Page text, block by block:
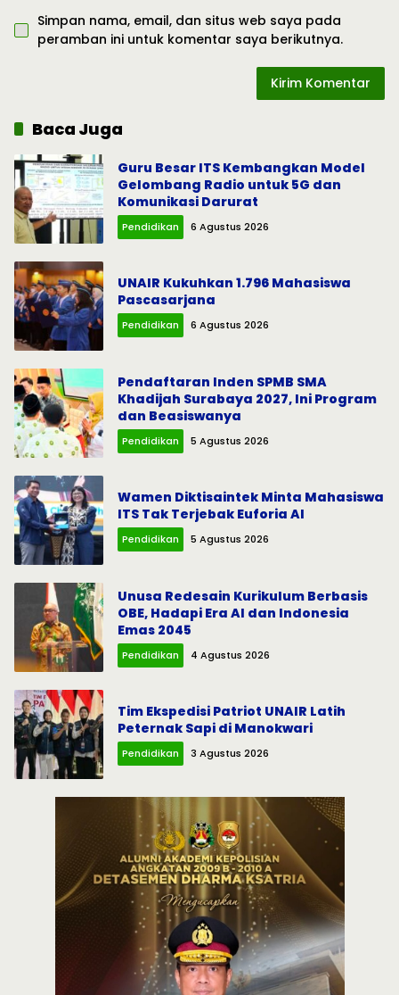
Simpan nama, email, dan situs web saya pada
peramban ini untuk komentar saya berikutnya.
Baca Juga
Guru Besar ITS Kembangkan Model
Gelombang Radio untuk 5G dan
Komunikasi Darurat
Pendidikan 6 Agustus 2026
UNAIR Kukuhkan 1.796 Mahasiswa
Pascasarjana
Pendidikan 6 Agustus 2026
Pendaftaran Inden SPMB SMA
Khadijah Surabaya 2027, Ini Program
dan Beasiswanya
Pendidikan 5 Agustus 2026
Wamen Diktisaintek Minta Mahasiswa
ITS Tak Terjebak Euforia AI
Pendidikan 5 Agustus 2026
Unusa Redesain Kurikulum Berbasis
OBE, Hadapi Era AI dan Indonesia
Emas 2045
Pendidikan 4 Agustus 2026
Tim Ekspedisi Patriot UNAIR Latih
Peternak Sapi di Manokwari
Pendidikan 3 Agustus 2026